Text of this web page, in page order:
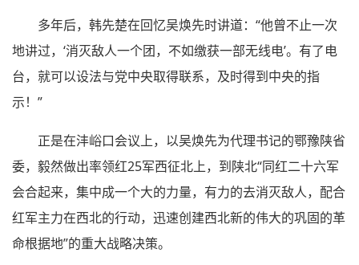
多年后，韩先楚在回忆吴焕先时讲道：“他曾不止一次
地讲过，‘消灭敌人一个团，不如缴获一部无线电’。有了电
台，就可以设法与党中央取得联系，及时得到中央的指
示！”
正是在沣峪口会议上，以吴焕先为代理书记的鄂豫陕省
委，毅然做出率领红25军西征北上，到陕北“同红二十六军
会合起来，集中成一个大的力量，有力的去消灭敌人，配合
红军主力在西北的行动，迅速创建西北新的伟大的巩固的革
命根据地”的重大战略决策。